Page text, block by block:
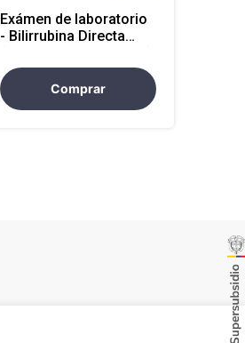
Exámen de laboratorio
- Bilirrubina Directa
Comprar